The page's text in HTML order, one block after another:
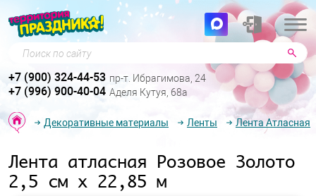
Поиск по сайту
+7 (900) 324-44-53 пр-т. Ибрагимова, 24
+7 (996) 900-40-04 Аделя Кутуя, 68а
Декоративные материалы Ленты Лента Атласная
Лента атласная Розовое Золото
2,5 см х 22,85 м